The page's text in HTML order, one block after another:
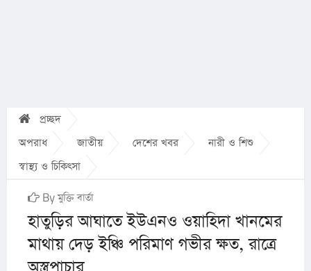
প্রচ্ছদ
অপরাধ
জাতীয় দেশের খবর
নারী ও শিশু
স্বাস্থ্য ও চিকিৎসা
By মুক্তি বার্তা
হাতুড়ির আঘাতে ইউএনও ওয়াহিদা খানমের
মাথায় দেড় ইঞ্চি পরিমাণ গভীর ক্ষত, রাত্রে